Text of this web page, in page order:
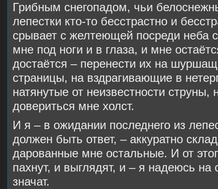
Грибным снегопадом, чьи
лепестки кто-то бесстрастно и
срывает с желтеющей посреди неба
мне под ноги и в глаза, и мне
достаётся – перенести их на
страницы, на вздрагивающие в
натянутые от неизвестности струны,
довериться мне холст.
И я – в ожидании последнего из
должен быть ответ, – аккуратно
дарованные мне остальные. И от
пахнут, и выглядят, и – я надеюсь на
значат.